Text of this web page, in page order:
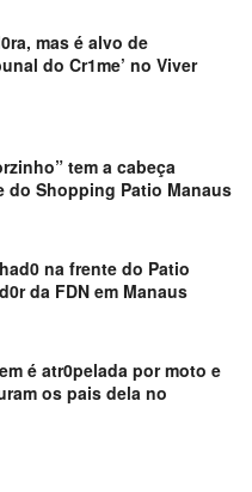
mas é alvo de
do Cr1me’ no Viver
tem a cabeça
do Shopping Patio Manaus
na frente do Patio
da FDN em Manaus
é atr0pelada por moto e
os pais dela no